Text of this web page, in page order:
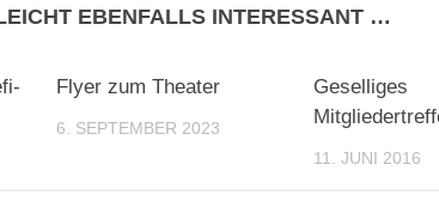
EBENFALLS INTERESSANT …
Flyer zum Theater
6. SEPTEMBER 2023
Geselliges
11. JUNI 2016